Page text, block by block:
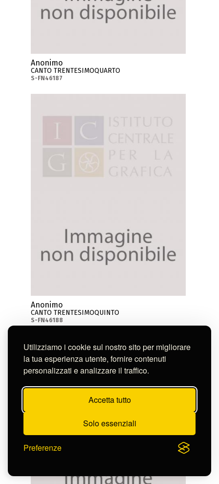
Utilizziamo i cookie sul nostro sito per migliorare
la tua esperienza utente, fornire contenuti
personalizzati e analizzare il traffico.
Accetta tutto
Solo essenziali
Preferenze
Anonimo
CANTO TRENTESIMOQUARTO
S-FN46187
Anonimo
CANTO TRENTESIMOQUINTO
S-FN46188